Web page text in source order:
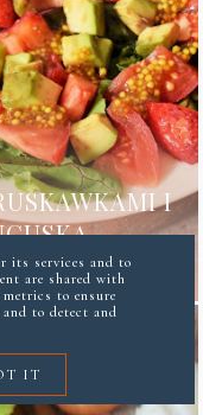
I
its services and to
are shared with
to ensure
to detect and
IT